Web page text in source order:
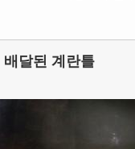
배달된 계란틀